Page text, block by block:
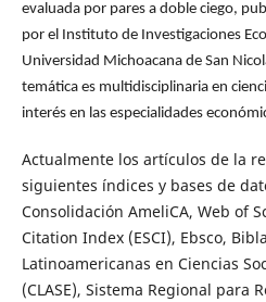
evaluada por pares a doble ciego,
por el Instituto de Investigaciones
Universidad Michoacana de San
temática es multidisciplinaria en
interés en las especialidades
Actualmente los artículos de la
siguientes índices y bases de
Consolidación AmeliCA, Web of
Citation Index (ESCI), Ebsco,
Latinoamericanas en Ciencias
(CLASE), Sistema Regional para